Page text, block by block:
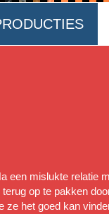
een mislukte relatie
op te pakken
het goed kan